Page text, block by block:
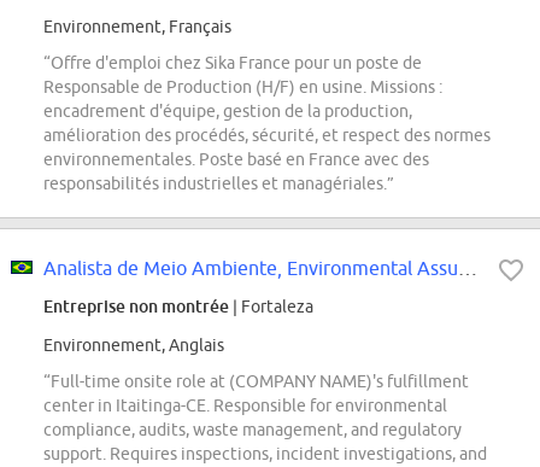
Environnement, Français
“Offre d'emploi chez Sika France pour un poste de
Responsable de Production (H/F) en usine. Missions :
encadrement d'équipe, gestion de la production,
amélioration des procédés, sécurité, et respect des normes
environnementales. Poste basé en France avec des
responsabilités industrielles et managériales.”
Entreprise non montrée | Fortaleza
Environnement, Anglais
“Full-time onsite role at (COMPANY NAME)'s fulfillment
center in Itaitinga-CE. Responsible for environmental
compliance, audits, waste management, and regulatory
support. Requires inspections, incident investigations, and